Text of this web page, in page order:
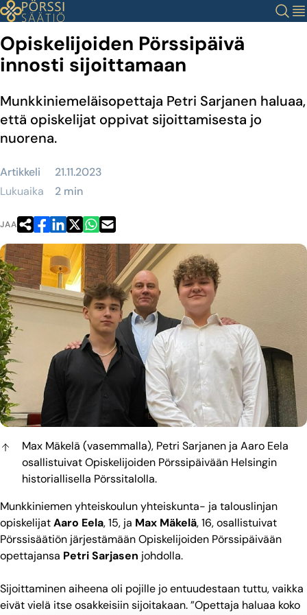
Siirry
sisältöön
Haku
Opiskelijoiden Pörssipäivä
innosti sijoittamaan
Munkkiniemeläisopettaja Petri Sarjanen haluaa,
että opiskelijat oppivat sijoittamisesta jo
nuorena.
Artikkeli
21.11.2023
Lukuaika
2 min
JAA
Max Mäkelä (vasemmalla), Petri Sarjanen ja Aaro Eela
osallistuivat Opiskelijoiden Pörssipäivään Helsingin
historiallisella Pörssitalolla.
Munkkiniemen yhteiskoulun yhteiskunta- ja talouslinjan
opiskelijatAaro Eela, 15, ja Max Mäkelä, 16, osallistuivat
Pörssisäätiön järjestämään Opiskelijoiden Pörssipäivään
opettajansa Petri Sarjasen johdolla.
Sijoittaminen aiheena oli pojille jo entuudestaan tuttu, vaikka
eivät vielä itse osakkeisiin sijoitakaan. ”Opettaja haluaa koko